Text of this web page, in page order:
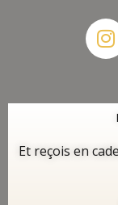
Et reçois en